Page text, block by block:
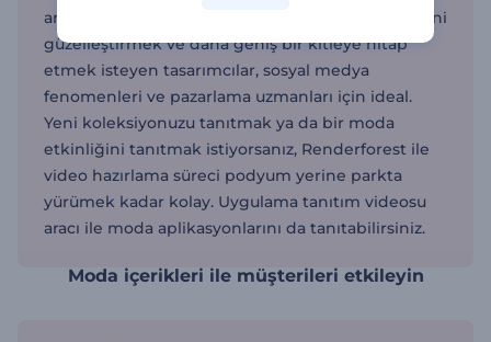
animasyon aracımızı da kullanabilirsiniz. İçeriklerini
güzelleştirmek ve daha geniş bir kitleye hitap
etmek isteyen tasarımcılar, sosyal medya
fenomenleri ve pazarlama uzmanları için ideal.
Yeni koleksiyonuzu tanıtmak ya da bir moda
etkinliğini tanıtmak istiyorsanız, Renderforest ile
video hazırlama süreci podyum yerine parkta
yürümek kadar kolay. Uygulama tanıtım videosu
aracı ile moda aplikasyonlarını da tanıtabilirsiniz.
Moda içerikleri ile müşterileri etkileyin